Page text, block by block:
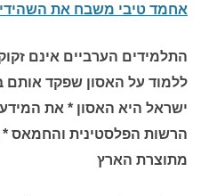
אחמד טיבי משבח את
התלמידים הערביים אינם
ישראל היא האסון * את
הרשות הפלסטינית והחמאס *
מתוצרת הארץ